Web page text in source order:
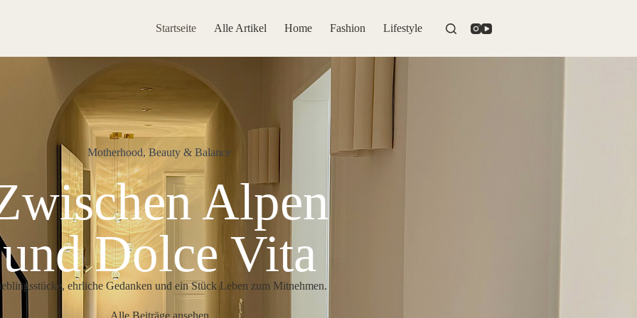
Startseite Alle Artikel Home Fashion Lifestyle
Motherhood, Beauty & Balance
Alpen
und Dolce Vita
ehrliche Gedanken und ein Stück Leben zum Mitnehmen.
Alle Beiträge ansehen